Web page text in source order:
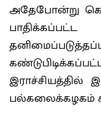
அதேபோன்று
இராச்சியத்தில்
பல்கலைக்கழகம்